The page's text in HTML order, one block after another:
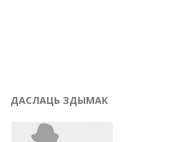
ДАСЛАЦЬ ЗДЫМАК